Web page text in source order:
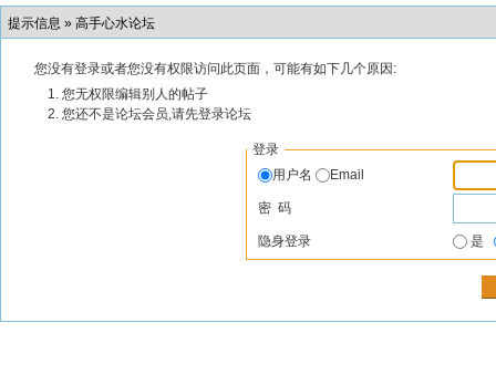
提示信息 » 高手心水论坛
您没有登录或者您没有权限访问此页面，可能有如下几个原因:
您无权限编辑别人的帖子
您还不是论坛会员,请先登录论坛
登录
用户名
Email
密 码
隐身登录 是